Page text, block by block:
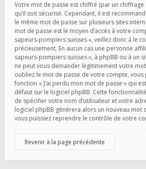
Votre mot de passe est chiffré (par un chiffrage
qu’il soit sécurisé. Cependant, il est
le même mot de passe sur plusieurs sites
mot de passe est le moyen d’accès à votre
sapeurs-pompiers suisses », veillez donc à le
précieusement. En aucun cas une personne
sapeurs-pompiers suisses », à phpBB ou à un
ne peut vous demander légitimement votre
oubliez le mot de passe de votre compte, vous
fonction « J’ai perdu mon mot de passe » qui
défaut sur le logiciel phpBB. Cette
de spécifier votre nom d’utilisateur et votre
logiciel phpBB générera alors un nouveau mot
vous puissiez reprendre le contrôle de votre
Revenir à la page précédente